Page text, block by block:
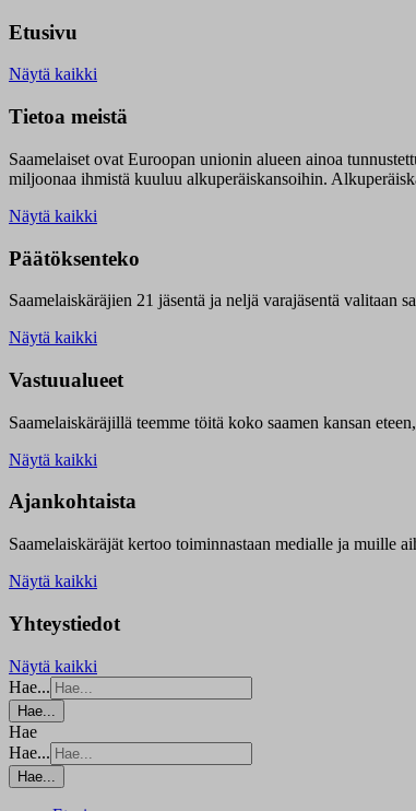
Etusivu
Näytä kaikki
Tietoa meistä
Saamelaiset ovat Euroopan unionin alueen ainoa
miljoonaa ihmistä kuuluu alkuperäiskansoihin.
Näytä kaikki
Päätöksenteko
Saamelaiskäräjien 21 jäsentä ja neljä varajäsentä valitaan
Näytä kaikki
Vastuualueet
Saamelaiskäräjillä teemme töitä koko saamen kansan
Näytä kaikki
Ajankohtaista
Saamelaiskäräjät kertoo toiminnastaan medialle ja muille
Näytä kaikki
Yhteystiedot
Näytä kaikki
Hae...
Hae...
Hae
Hae...
Hae...